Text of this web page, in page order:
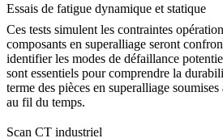
Essais de fatigue dynamique et statique
Ces tests simulent les contraintes
composants en superalliage seront
identifier les modes de défaillance
sont essentiels pour comprendre la
terme des pièces en superalliage
au fil du temps.
Scan CT industriel